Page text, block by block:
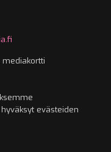
mediakortti
evästeiden